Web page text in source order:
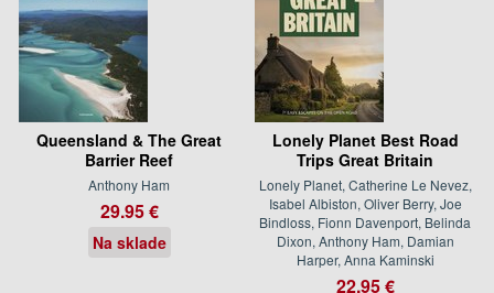
Queensland & The Great
Barrier Reef
Anthony Ham
29.95 €
Na sklade
Lonely Planet Best Road
Trips Great Britain
Lonely Planet, Catherine Le Nevez,
Isabel Albiston, Oliver Berry, Joe
Bindloss, Fionn Davenport, Belinda
Dixon, Anthony Ham, Damian
Harper, Anna Kaminski
22.95 €